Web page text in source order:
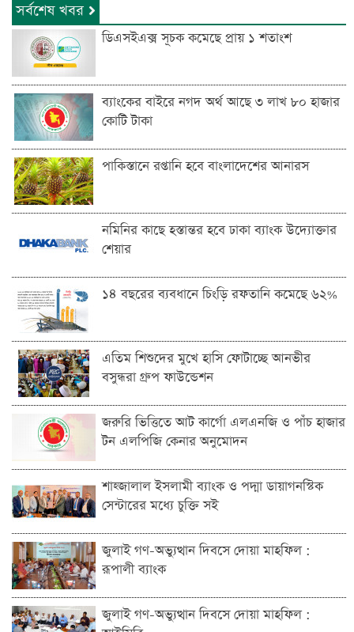
সর্বশেষ খবর
ডিএসইএক্স সূচক কমেছে প্রায় ১ শতাংশ
ব্যাংকের বাইরে নগদ অর্থ আছে ৩ লাখ ৮০ হাজার
কোটি টাকা
পাকিস্তানে রপ্তানি হবে বাংলাদেশের আনারস
নমিনির কাছে হস্তান্তর হবে ঢাকা ব্যাংক উদ্যোক্তার
শেয়ার
১৪ বছরের ব্যবধানে চিংড়ি রফতানি কমেছে ৬২%
এতিম শিশুদের মুখে হাসি ফোটাচ্ছে আনভীর
বসুন্ধরা গ্রুপ ফাউন্ডেশন
জরুরি ভিত্তিতে আট কার্গো এলএনজি ও পাঁচ হাজার
টন এলপিজি কেনার অনুমোদন
শাহ্জালাল ইসলামী ব্যাংক ও পদ্মা ডায়াগনস্টিক
সেন্টারের মধ্যে চুক্তি সই
জুলাই গণ-অভ্যুত্থান দিবসে দোয়া মাহফিল :
রূপালী ব্যাংক
জুলাই গণ-অভ্যুত্থান দিবসে দোয়া মাহফিল :